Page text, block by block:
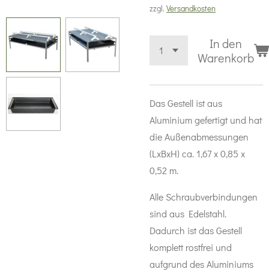
zzgl. Versandkosten
In den
Warenkorb
Das Gestell ist aus
Aluminium gefertigt und hat
die Außenabmessungen
(LxBxH) ca. 1,67 x 0,85 x
0,52 m.
Alle Schraubverbindungen
sind aus Edelstahl.
Dadurch ist das Gestell
komplett rostfrei und
aufgrund des Aluminiums